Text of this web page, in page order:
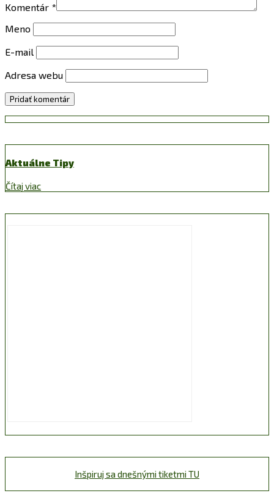
Komentár *
Meno
E-mail
Adresa webu
Aktuálne Tipy
Čítaj viac
Inšpiruj sa dnešnými tiketmi TU